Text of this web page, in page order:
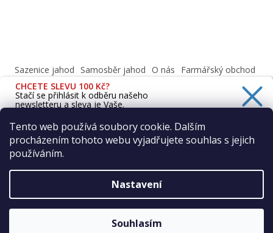
Tento web používá soubory cookie. Dalším
procházením tohoto webu vyjadřujete souhlas s jejich
používáním.
Nastavení
Souhlasím
Sazenice jahod Samosběr jahod O nás
Farmářský obchod
Obchodní podmínky
Informace o ochraně osobních údajů dle GDPR
Cafenavysluni.cz - Objednat a vyzvednout
Copyright 2026Farma Vraňany s.r.o.. Všechna práva
vyhrazena.
CHCETE SLEVU 100 Kč?
Stačí se přihlásit k odběru našeho
newsletteru a sleva je Vaše.
Ano, chci se přihlásit
Zásady zpracování osobních údajů